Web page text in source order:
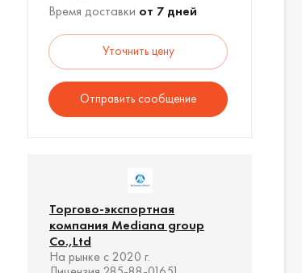
Время доставки от 7 дней
Уточнить цену
Отправить сообщение
Торгово-экспортная
компания Mediana group
Co.,Ltd
На рынке с 2020 г.